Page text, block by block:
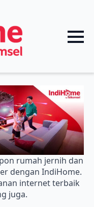
rumah jernih dan
dengan IndiHome.
internet terbaik
juga.